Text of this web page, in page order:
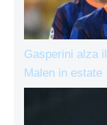
Gasperini alza
Malen in estate